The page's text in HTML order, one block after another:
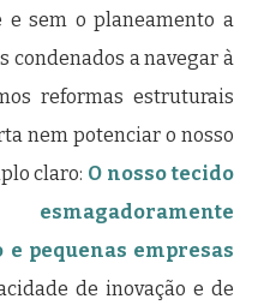
e sem o planeamento a
condenados a navegar à
reformas estruturais
nem potenciar o nosso
claro: O nosso tecido
pequenas empresas
de inovação e de